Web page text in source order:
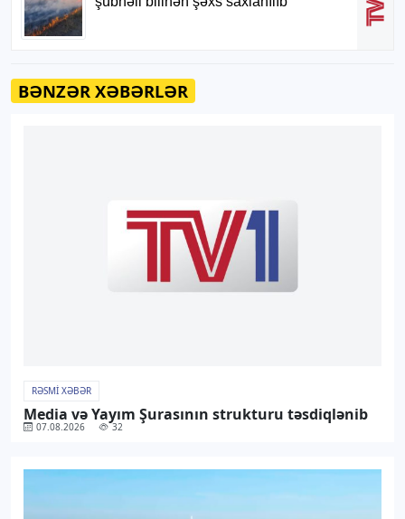
BƏNZƏR XƏBƏRLƏR
RƏSMI XƏBƏR
Media və Yayım Şurasının strukturu təsdiqlənib
07.08.2026 32